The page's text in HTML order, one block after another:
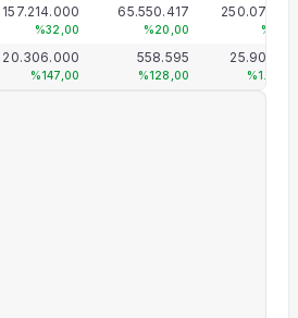
157.214.000
%32,00
65.550.417
%20,00
20.306.000
%147,00
558.595
%128,00